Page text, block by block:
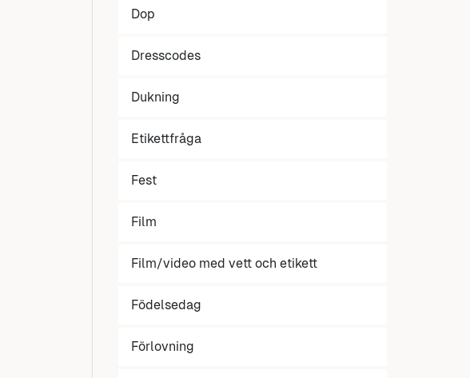
Dop
Dresscodes
Dukning
Etikettfråga
Fest
Film
Film/video med vett och etikett
Födelsedag
Förlovning